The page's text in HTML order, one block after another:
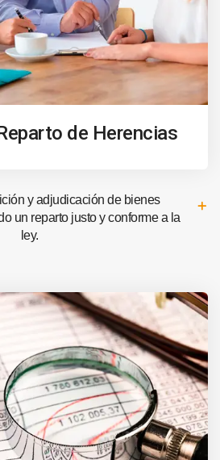
de Herencias
y adjudicación de bienes
un reparto justo y conforme a la
ley.